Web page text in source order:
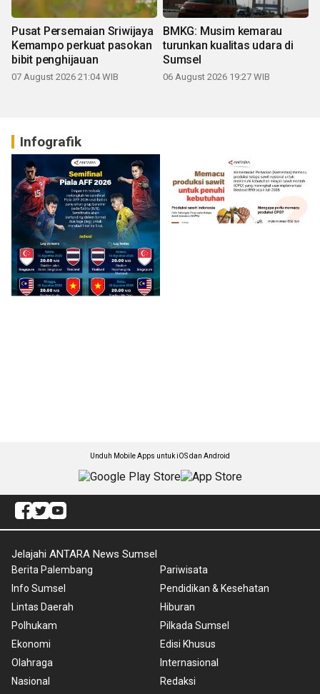
Pusat Persemaian Sriwijaya
Kemampo perkuat pasokan
bibit penghijauan
07 August 2026 21:04 WIB
BMKG: Musim kemarau
turunkan kualitas udara di
Sumsel
06 August 2026 19:27 WIB
Infografik
Unduh Mobile Apps untuk iOS dan Android
Jelajahi ANTARA News Sumsel
Berita Palembang
Info Sumsel
Lintas Daerah
Polhukam
Ekonomi
Olahraga
Nasional
Pariwisata
Pendidikan & Kesehatan
Hiburan
Pilkada Sumsel
Edisi Khusus
Internasional
Redaksi